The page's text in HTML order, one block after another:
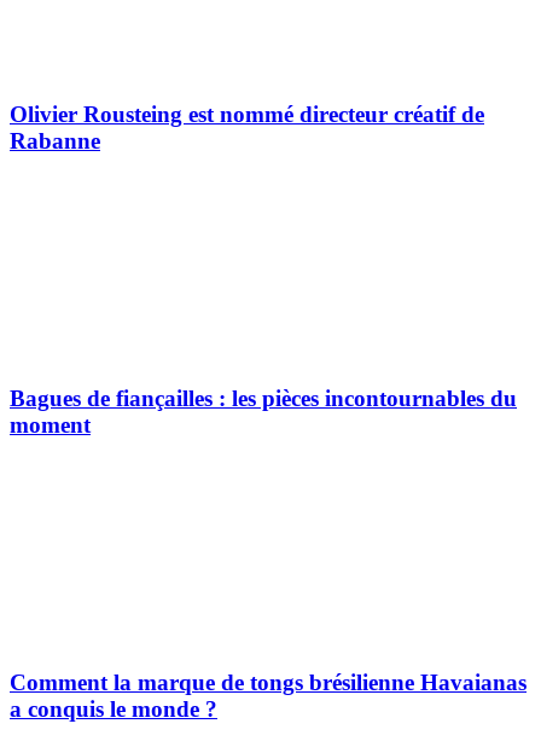
Olivier Rousteing est nommé directeur créatif de
Rabanne
Bagues de fiançailles : les pièces incontournables du
moment
Comment la marque de tongs brésilienne Havaianas
a conquis le monde ?